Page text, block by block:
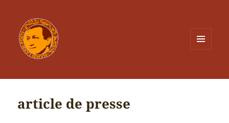
article de presse